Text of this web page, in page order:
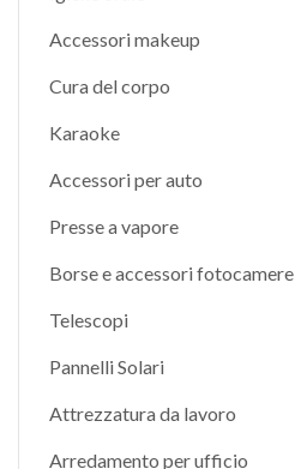
Accessori makeup
Cura del corpo
Karaoke
Accessori per auto
Presse a vapore
Borse e accessori fotocamere
Telescopi
Pannelli Solari
Attrezzatura da lavoro
Arredamento per ufficio